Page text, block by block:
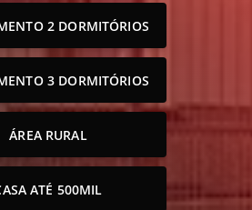
2 DORMITÓRIOS
3 DORMITÓRIOS
ÁREA RURAL
ATÉ 500MIL